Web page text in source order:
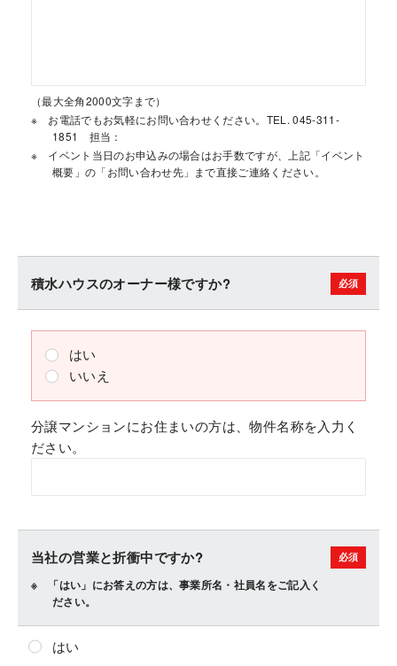
（最大全角2000文字まで）
お電話でもお気軽にお問い合わせください。TEL. 045-311-
1851 担当：
イベント当日のお申込みの場合はお手数ですが、上記「イベント
概要」の「お問い合わせ先」まで直接ご連絡ください。
積水ハウスのオーナー様ですか?
はい
いいえ
分譲マンションにお住まいの方は、物件名称を入力く
ださい。
当社の営業と折衝中ですか?
「はい」にお答えの方は、事業所名・社員名をご記入く
ださい。
はい